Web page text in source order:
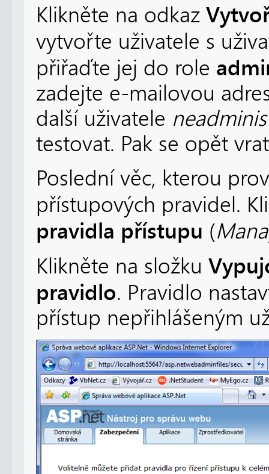
Klikněte na odkaz
vytvořte uživatele s
přiřaďte jej do role
zadejte e-mailovou
další uživatele
testovat. Pak se opět
Poslední věc, kterou
přístupových pravidel.
pravidla přístupu (
Klikněte na složku
pravidlo. Pravidlo
přístup nepřihlášeným